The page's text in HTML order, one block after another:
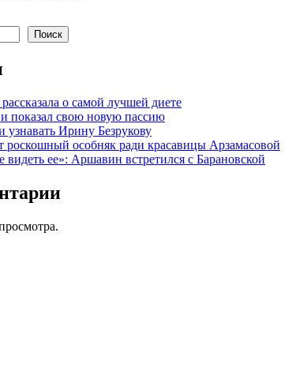
Поиск
о самой лучшей диете
показал свою новую пассию
узнавать Ирину Безрукову
роскошный особняк ради красавицы Арзамасовой
видеть ее»: Аршавин встретился с Барановской